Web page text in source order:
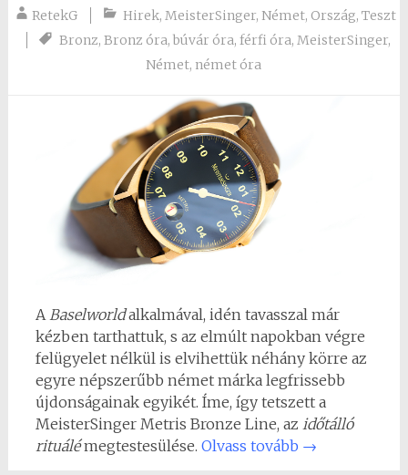
RetekG Hirek, MeisterSinger, Német, Ország, Teszt
Bronz, Bronz óra, búvár óra, férfi óra, MeisterSinger,
Német, német óra
ABaselworldalkalmával, idén tavasszal már
kézben tarthattuk, s az elmúlt napokban végre
felügyelet nélkül is elvihettük néhány körre az
egyre népszerűbb német márka legfrissebb
újdonságainak egyikét. Íme, így tetszett a
MeisterSinger Metris Bronze Line, az időtálló
rituálémegtestesülése. Olvass tovább →